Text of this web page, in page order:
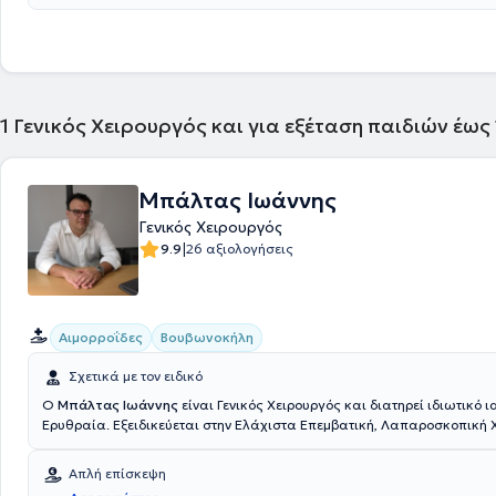
έχει παρακολουθήσει πλήθος συνεδρίων.
1 Γενικός Χειρουργός και για εξέταση παιδιών
Μπάλτας Ιωάννης
Γενικός Χειρουργός
9.9|26 αξιολογήσεις
Αιμορροΐδες Βουβωνοκήλη
Σχετικά με τον ειδικό
Ο Μπάλτας Ιωάννης είναι Γενικός Χειρουργός και διατηρεί ιδιωτικό
Ερυθραία. Εξειδικεύεται στην Ελάχιστα Επεμβατική, Λαπαροσκοπική
στη σύγχρονη χειρουργική πρωκτού (αιμορροΐδες, ραγάδα πρωκτού,
κόκκυγος). Διαθέτει πολυετή εμπειρία στην αποτελεσματική και
Απλή επίσκεψη